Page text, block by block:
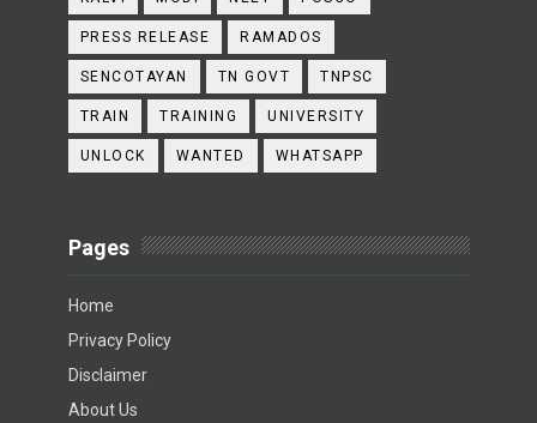
PRESS RELEASE RAMADOS
SENCOTAYAN TN GOVT TNPSC
TRAIN TRAINING UNIVERSITY
UNLOCK WANTED WHATSAPP
Pages
Home
Privacy Policy
Disclaimer
About Us